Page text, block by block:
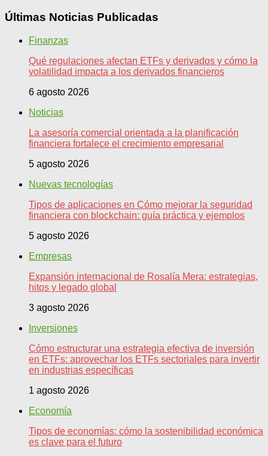
Últimas Noticias Publicadas
Finanzas
Qué regulaciones afectan ETFs y derivados y cómo la
volatilidad impacta a los derivados financieros
6 agosto 2026
Noticias
La asesoría comercial orientada a la planificación
financiera fortalece el crecimiento empresarial
5 agosto 2026
Nuevas tecnologías
Tipos de aplicaciones en Cómo mejorar la seguridad
financiera con blockchain: guía práctica y ejemplos
5 agosto 2026
Empresas
Expansión internacional de Rosalía Mera: estrategias,
hitos y legado global
3 agosto 2026
Inversiones
Cómo estructurar una estrategia efectiva de inversión
en ETFs: aprovechar los ETFs sectoriales para invertir
en industrias específicas
1 agosto 2026
Economía
Tipos de economías: cómo la sostenibilidad económica
es clave para el futuro